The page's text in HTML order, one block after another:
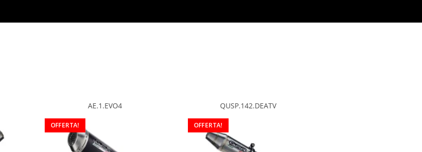
AE.1.EVO4
OFFERTA!
QUSP.142.DEATV
OFFERTA!